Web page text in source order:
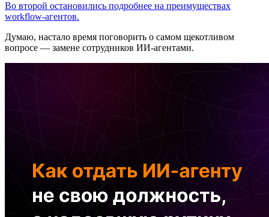
Во второй остановились подробнее на преимуществах
workflow-агентов.
Думаю, настало время поговорить о самом щекотливом
вопросе — замене сотрудников ИИ-агентами.